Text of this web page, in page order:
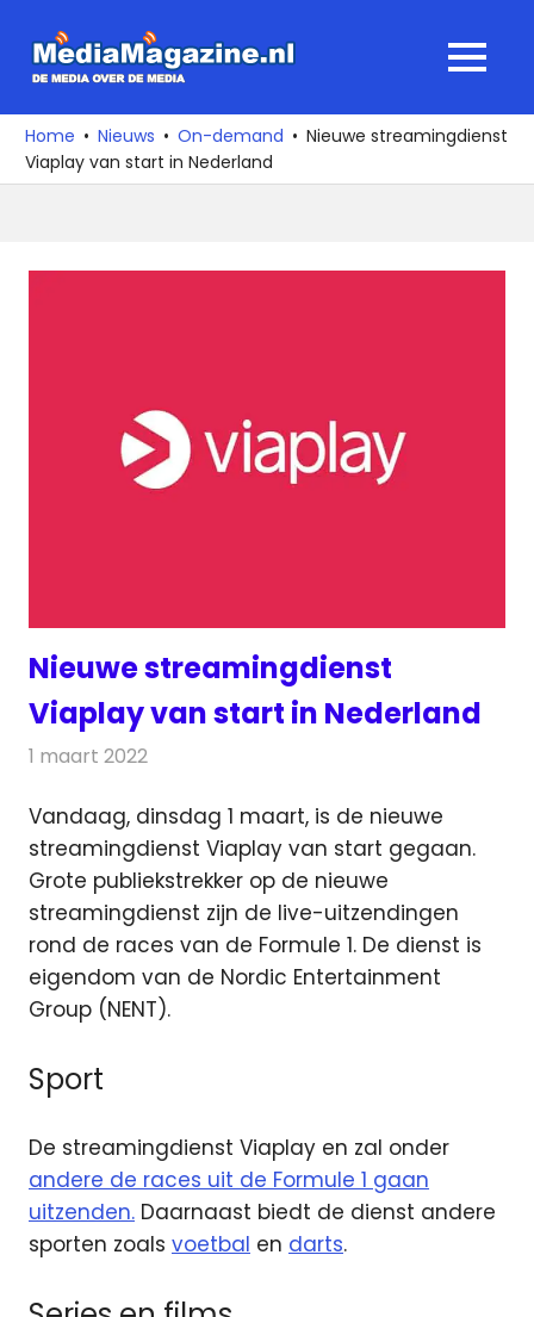
naar
media
over
de
MENU
Home Nieuws On-demand
Nieuwe streamingdienst
Viaplay van start in Nederland
Nieuwe streamingdienst
Viaplay van start in Nederland
1 maart 2022
Vandaag, dinsdag 1 maart, is de nieuwe
streamingdienst Viaplay van start gegaan.
Grote publiekstrekker op de nieuwe
streamingdienst zijn de live-uitzendingen
rond de races van de Formule 1. De dienst is
eigendom van de Nordic Entertainment
Group (NENT).
Sport
De streamingdienst Viaplay en zal onder
andere de races uit de Formule 1 gaan
uitzenden. Daarnaast biedt de dienst andere
sporten zoals voetbal en darts.